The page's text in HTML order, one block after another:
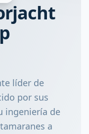
líder de
por sus
ingeniería de
a